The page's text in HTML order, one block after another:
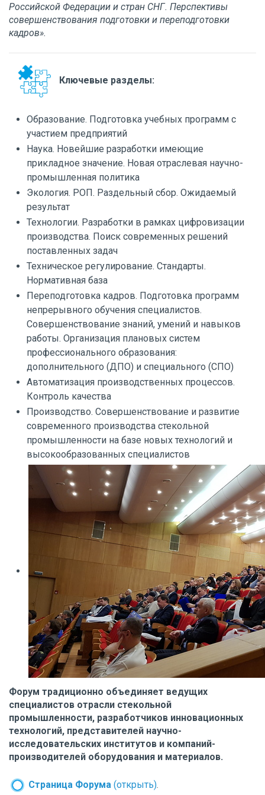
Российской Федерации и стран СНГ. Перспективы
совершенствования подготовки и переподготовки
кадров».
Ключевые разделы:
Образование. Подготовка учебных программ с
участием предприятий
Наука. Новейшие разработки имеющие
прикладное значение. Новая отраслевая научно-
промышленная политика
Экология. РОП. Раздельный сбор. Ожидаемый
результат
Технологии. Разработки в рамках цифровизации
производства. Поиск современных решений
поставленных задач
Техническое регулирование. Стандарты.
Нормативная база
Переподготовка кадров. Подготовка программ
непрерывного обучения специалистов.
Совершенствование знаний, умений и навыков
работы. Организация плановых систем
профессионального образования:
дополнительного (ДПО) и специального (СПО)
Автоматизация производственных процессов.
Контроль качества
Производство. Совершенствование и развитие
современного производства стекольной
промышленности на базе новых технологий и
высокообразованных специалистов
Форум традиционно объединяет ведущих
специалистов отрасли стекольной
промышленности, разработчиков инновационных
технологий, представителей научно-
исследовательских институтов и компаний-
производителей оборудования и материалов.
Страница Форума (открыть)